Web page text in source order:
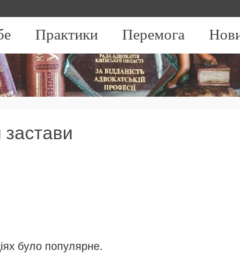
Практики Перемога
застави
було популярне.